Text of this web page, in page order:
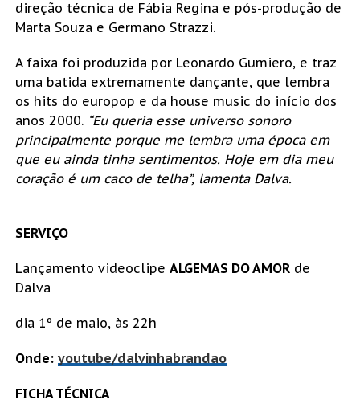
direção técnica de Fábia Regina e pós-produção de
Marta Souza e Germano Strazzi.
A faixa foi produzida por Leonardo Gumiero, e traz
uma batida extremamente dançante, que lembra
os hits do europop e da house music do início dos
anos 2000. “Eu queria esse universo sonoro
principalmente porque me lembra uma época em
que eu ainda tinha sentimentos. Hoje em dia meu
coração é um caco de telha”, lamenta Dalva.
SERVIÇO
Lançamento videoclipe ALGEMAS DO AMORde
Dalva
dia 1º de maio, às 22h
Onde: youtube/dalvinhabrandao
FICHA TÉCNICA